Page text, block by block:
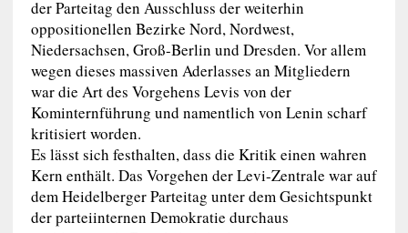
der Parteitag den Ausschluss der weiterhin
oppositionellen Bezirke Nord, Nordwest,
Niedersachsen, Groß-Berlin und Dresden. Vor allem
wegen dieses massiven Aderlasses an Mitgliedern
war die Art des Vorgehens Levis von der
Kominternführung und namentlich von Lenin scharf
kritisiert worden.
Es lässt sich festhalten, dass die Kritik einen wahren
Kern enthält. Das Vorgehen der Levi-Zentrale war auf
dem Heidelberger Parteitag unter dem Gesichtspunkt
der parteiinternen Demokratie durchaus